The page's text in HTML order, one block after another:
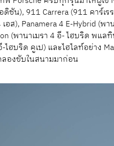
ชัน), 911 Carrera (911 คาร์เร
อส), Panamera 4 E-Hybrid (พ
(พานาเมรา 4 อี- ไฮบริด พแล
ไฮบริด คูเป) และไฮไลท์อย่าง
ลองขับในสนามมาก่อน